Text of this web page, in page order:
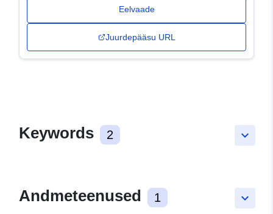
Eelvaade
Juurdepääsu URL
keyboard_arrow_down
Keywords 2
keyboard_arrow_down
Andmeteenused 1